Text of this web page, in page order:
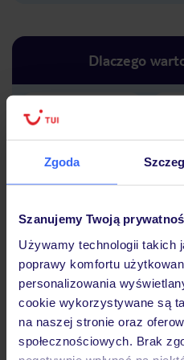
Zgoda
Szanujemy Twoją
Używamy technologii takich
poprawy komfortu
personalizowania
cookie wykorzystywane są
na naszej stronie oraz
społecznościowych. Brak
Dlaczego
Hotel
Opinie